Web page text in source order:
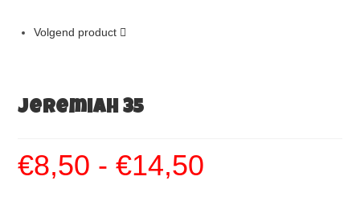
Volgend product
Jeremiah 35
€8,50 - €14,50